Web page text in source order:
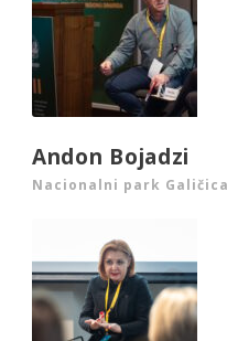
Andon Bojadzi
Nacionalni park Galičica